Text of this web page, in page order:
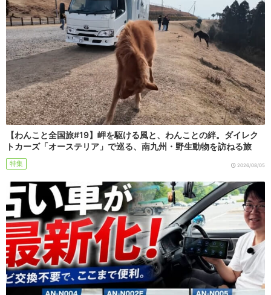
【わんこと全国旅#19】岬を駆ける風と、わんことの絆。ダイレク
トカーズ「オーステリア」で巡る、南九州・野生動物を訪ねる旅
特集 2026/08/05